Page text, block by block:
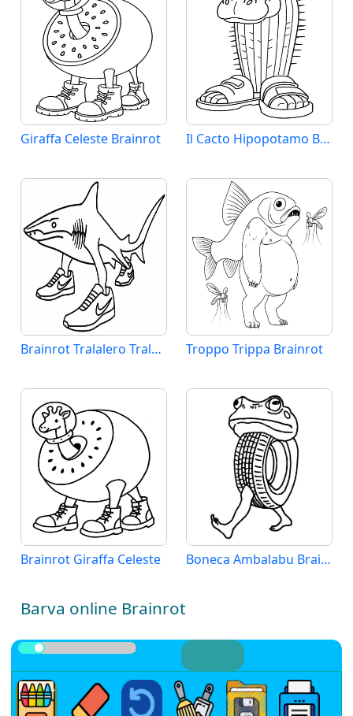
Giraffa Celeste Brainrot Il Cacto Hipopotamo Brainrot
Brainrot Tralalero Tralala Troppo Trippa Brainrot
Brainrot Giraffa Celeste Boneca Ambalabu Brainrot
Barva online Brainrot